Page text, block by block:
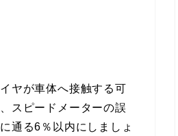
ヤが車体へ接触する可
スピードメーターの誤
通る6％以内にしましょ